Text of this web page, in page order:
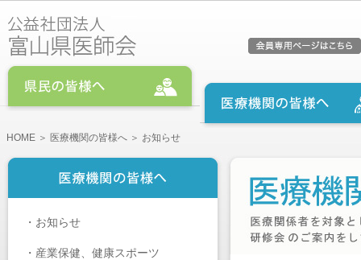
HOME ＞ 医療機関の皆様へ ＞ お知らせ
・ お知らせ
・ 産業保健、健康スポーツ